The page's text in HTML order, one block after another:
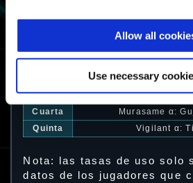
Allow all
Use necessary
Tasa de uso de
a
Tercera
Barrage α:
Cuarta
Murasame α:
Quinta
Vigilant α:
Nota: las tasas de uso solo
datos de los jugadores que